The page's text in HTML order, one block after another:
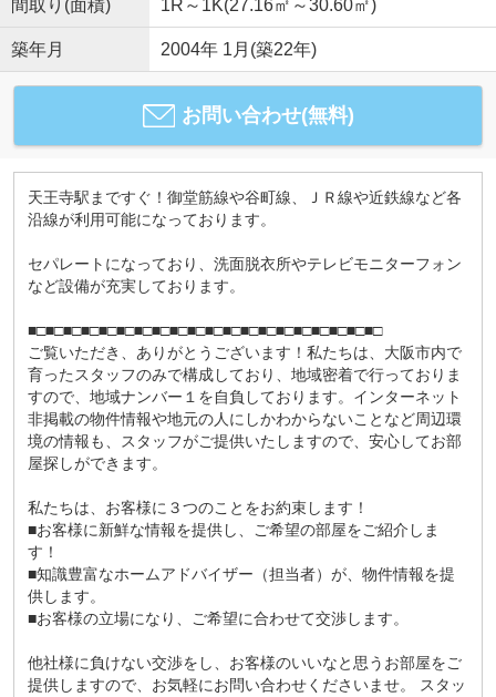
間取り(面積) 1R～1K(27.16㎡～30.60㎡)
築年月 2004年 1月(築22年)
お問い合わせ(無料)
天王寺駅まですぐ！御堂筋線や谷町線、ＪＲ線や近鉄線など各
沿線が利用可能になっております。
セパレートになっており、洗面脱衣所やテレビモニターフォン
など設備が充実しております。
■□■□■□■□■□■□■□■□■□■□■□■□■□■□■□■□■□■□■□■□
ご覧いただき、ありがとうございます！私たちは、大阪市内で
育ったスタッフのみで構成しており、地域密着で行っておりま
すので、地域ナンバー１を自負しております。インターネット
非掲載の物件情報や地元の人にしかわからないことなど周辺環
境の情報も、スタッフがご提供いたしますので、安心してお部
屋探しができます。
私たちは、お客様に３つのことをお約束します！
■お客様に新鮮な情報を提供し、ご希望の部屋をご紹介しま
す！
■知識豊富なホームアドバイザー（担当者）が、物件情報を提
供します。
■お客様の立場になり、ご希望に合わせて交渉します。
他社様に負けない交渉をし、お客様のいいなと思うお部屋をご
提供しますので、お気軽にお問い合わせくださいませ。 スタッ